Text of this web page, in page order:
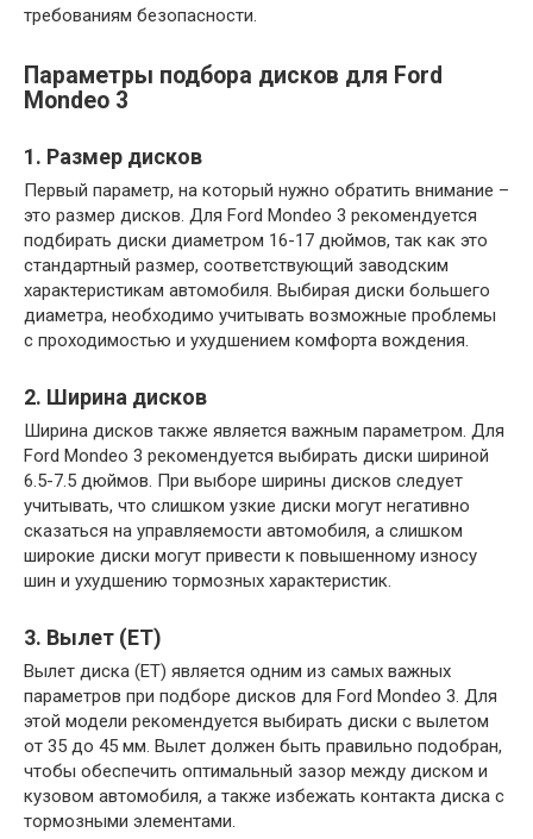
требованиям безопасности.
Параметры подбора дисков для Ford
Mondeo 3
1. Размер дисков
Первый параметр, на который нужно обратить внимание –
это размер дисков. Для Ford Mondeo 3 рекомендуется
подбирать диски диаметром 16-17 дюймов, так как это
стандартный размер, соответствующий заводским
характеристикам автомобиля. Выбирая диски большего
диаметра, необходимо учитывать возможные проблемы
с проходимостью и ухудшением комфорта вождения.
2. Ширина дисков
Ширина дисков также является важным параметром. Для
Ford Mondeo 3 рекомендуется выбирать диски шириной
6.5-7.5 дюймов. При выборе ширины дисков следует
учитывать, что слишком узкие диски могут негативно
сказаться на управляемости автомобиля, а слишком
широкие диски могут привести к повышенному износу
шин и ухудшению тормозных характеристик.
3. Вылет (ET)
Вылет диска (ET) является одним из самых важных
параметров при подборе дисков для Ford Mondeo 3. Для
этой модели рекомендуется выбирать диски с вылетом
от 35 до 45 мм. Вылет должен быть правильно подобран,
чтобы обеспечить оптимальный зазор между диском и
кузовом автомобиля, а также избежать контакта диска с
тормозными элементами.